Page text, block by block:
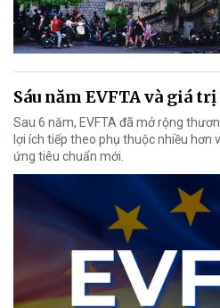
Sáu năm EVFTA và giá
Sau 6 năm, EVFTA đã mở rộng
lợi ích tiếp theo phụ thuộc nhiều hơn
ứng tiêu chuẩn mới.